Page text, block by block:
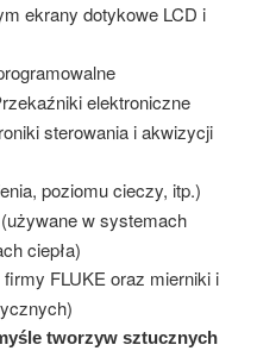
ekrany dotykowe LCD i
elektroniczne
sterowania i akwizycji
poziomu cieczy, itp.)
(używane w systemach
ciepła)
firmy FLUKE oraz mierniki i
tworzyw sztucznych